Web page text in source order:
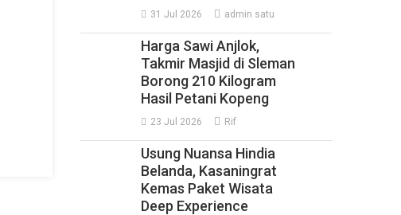
31 Jul 2026 admin satu
Harga Sawi Anjlok,
Takmir Masjid di Sleman
Borong 210 Kilogram
Hasil Petani Kopeng
23 Jul 2026 Rif
Usung Nuansa Hindia
Belanda, Kasaningrat
Kemas Paket Wisata
Deep Experience